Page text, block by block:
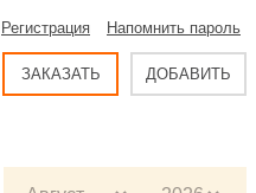
Регистрация Напомнить пароль
ЗАКАЗАТЬ ДОБАВИТЬ